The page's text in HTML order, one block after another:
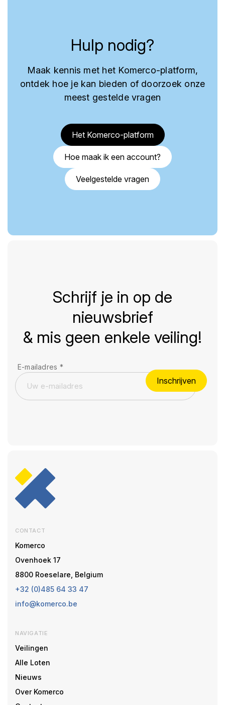
Hulp nodig?
Maak kennis met het Komerco-platform,
ontdek hoe je kan bieden of doorzoek onze
meest gestelde vragen
Het Komerco-platform
Hoe maak ik een account?
Veelgestelde vragen
Schrijf je in op de
nieuwsbrief
& mis geen enkele veiling!
E-mailadres *
Inschrijven
CONTACT
Komerco
Ovenhoek 17
8800 Roeselare, Belgium
+32 (0)485 64 33 47
info@komerco.be
NAVIGATIE
Veilingen
Alle Loten
Nieuws
Over Komerco